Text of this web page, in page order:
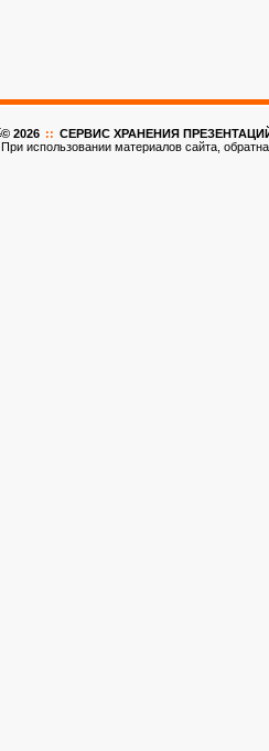
© 2026 :: CЕРВИС ХРАНЕНИЯ ПРЕЗЕНТАЦИЙ
При использовании материалов сайта,